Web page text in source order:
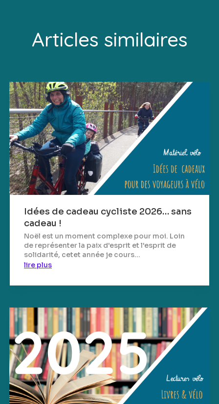
Articles similaires
Idées de cadeau cycliste 2026… sans
cadeau !
Noël est un moment complexe pour moi. Loin
de représenter la paix d'esprit et l'esprit de
solidarité, cetet année je cours...
lire plus